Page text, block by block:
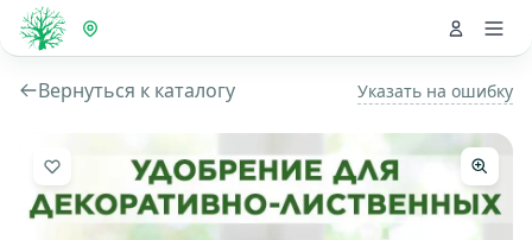
Вернуться к каталогу Указать на ошибку